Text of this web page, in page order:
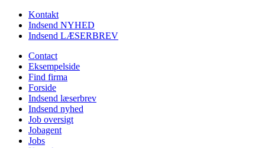
Kontakt
Indsend NYHED
Indsend LÆSERBREV
Contact
Eksempelside
Find firma
Forside
Indsend læserbrev
Indsend nyhed
Job oversigt
Jobagent
Jobs